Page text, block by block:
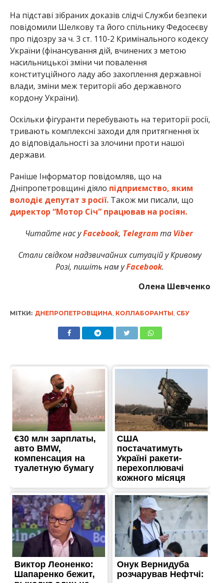
На підставі зібраних доказів слідчі Служби безпеки
повідомили Шелкову та його спільнику Федосеєву
про підозру за ч. 3 ст. 110-2 Кримінального кодексу
України (фінансування дій, вчинених з метою
насильницької зміни чи повалення
конституційного ладу або захоплення державної
влади, зміни меж території або державного
кордону України).
Оскільки фігуранти перебувають на території росії,
тривають комплексні заходи для притягнення їх
до відповідальності за злочини проти нашої
держави.
Раніше Інформатор повідомляв, що на
Дніпропетровщині діяло підприємство, яким
володіє депутат з росії.Також ми писали, що
директор “Мотор Січ” працював на росіян.
Читайте нас уFacebook, Telegramта Viber
Стали свідком надзвичайних ситуацій у Кривому
Розі, пишіть нам уFacebook.
Олена Шевченко
МІТКИ: ДНЕПРОПЕТРОВЩИНА, КОЛЛАБОРАНТЫ, СБУ